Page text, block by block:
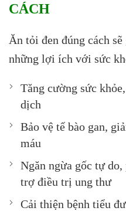
CÁCH
Ăn tỏi đen đúng cách
những lợi ích với sức
Tăng cường sức
dịch
Bảo vệ tế bào gan,
máu
Ngăn ngừa gốc tự
trợ điều trị ung thư
Cải thiện bệnh tiểu